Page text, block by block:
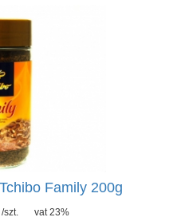
Family 200g
/szt.
vat 23%